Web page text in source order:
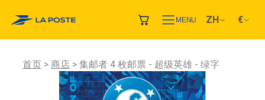
MENU ZH €
首页 商店 集邮者 4 枚邮票 - 超级英雄 - 绿字